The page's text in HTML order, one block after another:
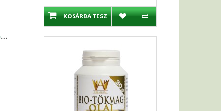
Coleus forskohlii 400mg 60 db Swanson
KOSÁRBA TESZ